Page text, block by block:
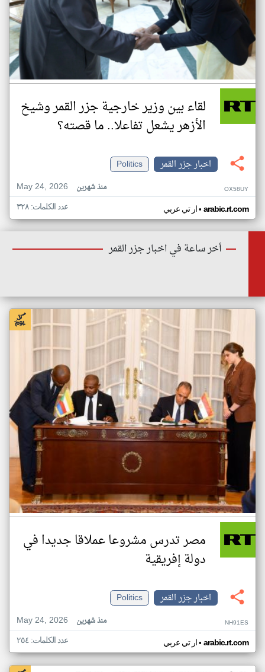
لقاء بين وزير خارجية جزر القمر وشيخ
الأزهر يشعل تفاعلا.. ما قصته؟
اخبار جزر القمر
Politics
May 24, 2026
منذ شهرين OX58UY
ار تي عربي• arabic.rt.com عدد الكلمات: ٣٢٨
أخر ساعة في اخبار جزر القمر
مصر تدرس مشروعا عملاقا جديدا في
دولة إفريقية
اخبار جزر القمر
Politics
May 24, 2026
منذ شهرين NH91ES
ار تي عربي• arabic.rt.com عدد الكلمات: ٢٥٤